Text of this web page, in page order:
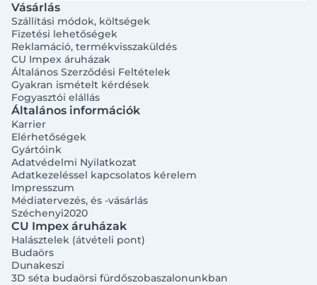
Vásárlás
Szállítási módok, költségek
Fizetési lehetőségek
Reklamáció, termékvisszaküldés
CU Impex áruházak
Általános Szerződési Feltételek
Gyakran ismételt kérdések
Fogyasztói elállás
Általános információk
Karrier
Elérhetőségek
Gyártóink
Adatvédelmi Nyilatkozat
Adatkezeléssel kapcsolatos kérelem
Impresszum
Médiatervezés, és -vásárlás
Széchenyi2020
CU Impex áruházak
Halásztelek (átvételi pont)
Budaörs
Dunakeszi
3D séta budaörsi fürdőszobaszalonunkban